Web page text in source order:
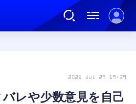
AI
レや少数意見を自己
2022 Jul 29 19:39